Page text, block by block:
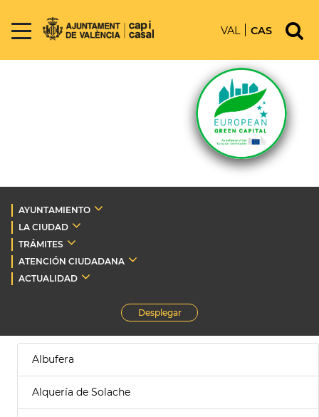
VAL CAS
AYUNTAMIENTO
LA CIUDAD
TRÁMITES
ATENCIÓN CIUDADANA
ACTUALIDAD
Desplegar
Albufera
Alquería de Solache